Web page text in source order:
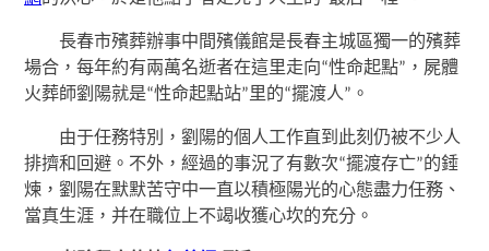
長春市殯葬辦事中間殯儀館是長春主城區獨一的殯葬
場合，每年約有兩萬名逝者在這里走向“性命起點”，屍體
火葬師劉陽就是“性命起點站”里的“擺渡人”。
由于任務特別，劉陽的個人工作直到此刻仍被不少人
排擠和回避。不外，經過的事況了有數次“擺渡存亡”的錘
煉，劉陽在默默苦守中一直以積極陽光的心態盡力任務、
當真生涯，并在職位上不竭收獲心坎的充分。